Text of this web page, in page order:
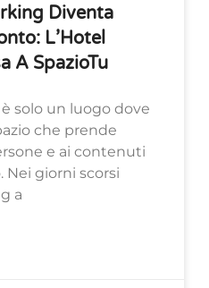
Diventa
L’Hotel
A SpazioTu
solo un luogo dove
che prende
e ai contenuti
Nei giorni scorsi
a